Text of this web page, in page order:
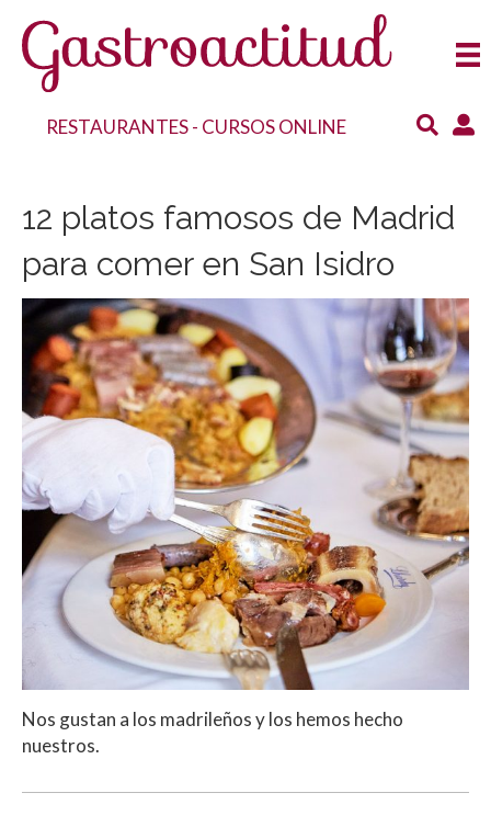
RESTAURANTES- CURSOS ONLINE
12 platos famosos de Madrid
para comer en San Isidro
Nos gustan a los madrileños y los hemos hecho
nuestros.